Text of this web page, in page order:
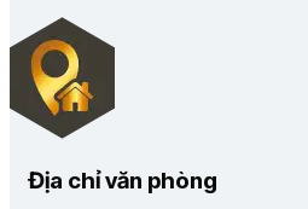
Địa chỉ văn phòng